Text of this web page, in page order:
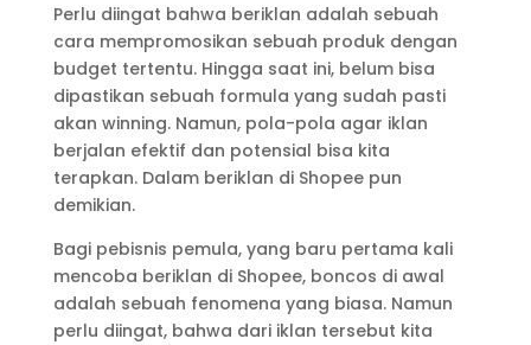
Perlu diingat bahwa beriklan adalah sebuah
cara mempromosikan sebuah produk dengan
budget tertentu. Hingga saat ini, belum bisa
dipastikan sebuah formula yang sudah pasti
akan winning. Namun, pola-pola agar iklan
berjalan efektif dan potensial bisa kita
terapkan. Dalam beriklan di Shopee pun
demikian.
Bagi pebisnis pemula, yang baru pertama kali
mencoba beriklan di Shopee, boncos di awal
adalah sebuah fenomena yang biasa. Namun
perlu diingat, bahwa dari iklan tersebut kita